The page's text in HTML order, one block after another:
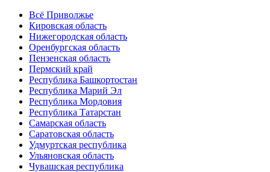
Всё Приволжье
Кировская область
Нижегородская область
Оренбургская область
Пензенская область
Пермский край
Республика Башкортостан
Республика Марий Эл
Республика Мордовия
Республика Татарстан
Самарская область
Саратовская область
Удмуртская республика
Ульяновская область
Чувашская республика